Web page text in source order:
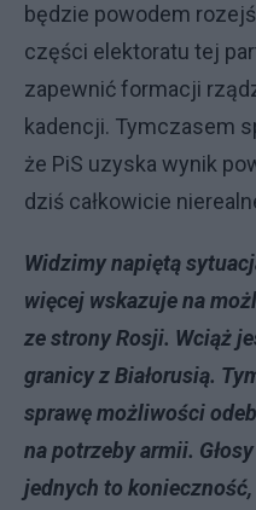
będzie powodem
części elektoratu tej
zapewnić formacji
kadencji. Tymczasem
że PiS uzyska wynik
dziś całkowicie
Widzimy napiętą
więcej wskazuje na
ze strony Rosji. Wciąż
granicy z Białorusią.
sprawę możliwości
na potrzeby armii.
jednych to